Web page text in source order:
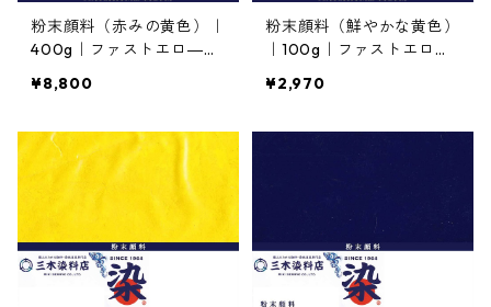
粉末顔料（赤みの黄色）｜
400g｜ファストエロ―Ｒ
¥8,800
粉末顔料（鮮やかな黄色）
｜100g｜ファストエロー1
¥2,970